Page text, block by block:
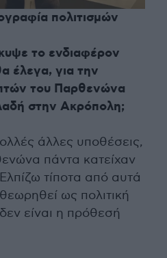
πολιτισμών
το ενδιαφέρον
έλεγα, για την
του Παρθενώνα
στην Ακρόπολη;
άλλες υποθέσεις,
πάντα κατείχαν
τίποτα από αυτά
ως πολιτική
είναι η πρόθεσή